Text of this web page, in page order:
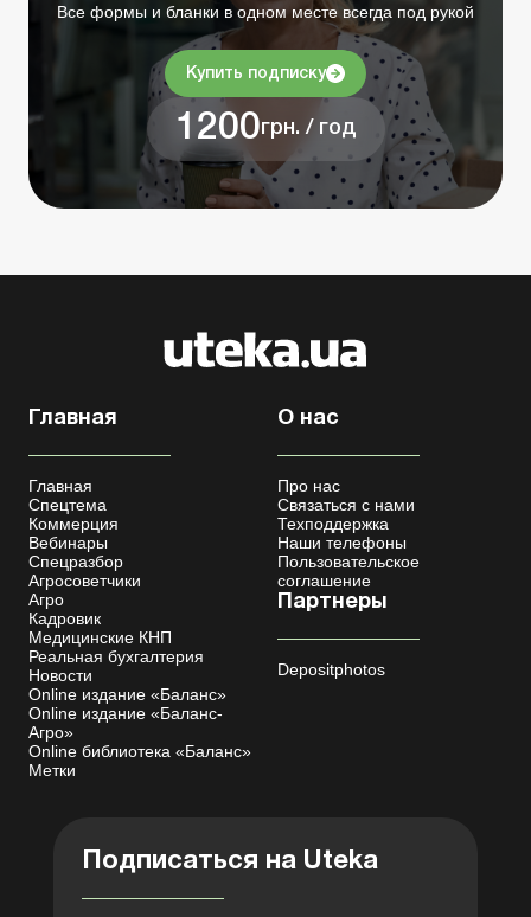
Все формы и бланки в одном месте всегда под рукой
Купить подписку
1200грн. / год
Главная
Главная
Спецтема
Коммерция
Вебинары
Спецразбор
Агросоветчики
Агро
Кадровик
Медицинские КНП
Реальная бухгалтерия
Новости
Online издание «Баланс»
Online издание «Баланс-
Агро»
Online библиотека «Баланс»
Метки
О нас
Про нас
Связаться с нами
Техподдержка
Наши телефоны
Пользовательское
соглашение
Партнеры
Depositphotos
Подписаться на Uteka